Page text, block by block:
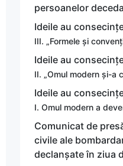
persoanelor
Ideile au
III. „Formele și
Ideile au
II. „Omul modern și-a
Ideile au
I. Omul modern a
Comunicat de
civile ale
declanșate în ziua